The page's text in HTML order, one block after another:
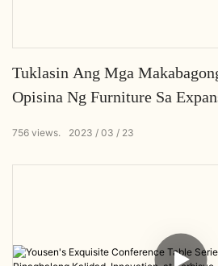
Tuklasin Ang Mga
Opisina Ng Furniture Sa
2023 03 23
756 views.